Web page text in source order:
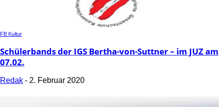
FB Kultur
Schülerbands der IGS Bertha-von-Suttner – im JUZ am
07.02.
Redak - 2. Februar 2020